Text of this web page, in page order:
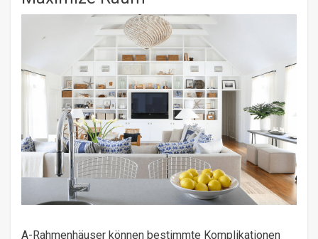
A-Rahmenhäuser können bestimmte Komplikationen